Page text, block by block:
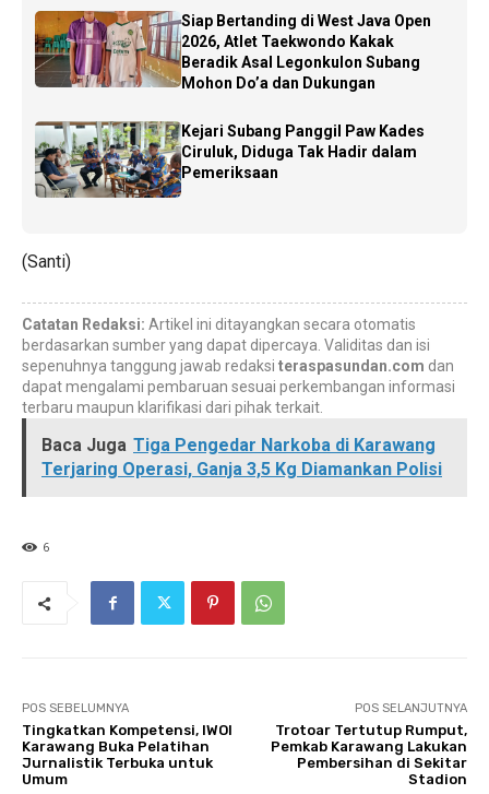
Siap Bertanding di West Java Open
2026, Atlet Taekwondo Kakak
Beradik Asal Legonkulon Subang
Mohon Do’a dan Dukungan
Kejari Subang Panggil Paw Kades
Ciruluk, Diduga Tak Hadir dalam
Pemeriksaan
(Santi)
Catatan Redaksi: Artikel ini ditayangkan secara otomatis
berdasarkan sumber yang dapat dipercaya. Validitas dan isi
sepenuhnya tanggung jawab redaksi teraspasundan.com dan
dapat mengalami pembaruan sesuai perkembangan informasi
terbaru maupun klarifikasi dari pihak terkait.
Baca Juga Tiga Pengedar Narkoba di Karawang
Terjaring Operasi, Ganja 3,5 Kg Diamankan Polisi
6
POS SEBELUMNYA
Tingkatkan Kompetensi, IWOI
Karawang Buka Pelatihan
Jurnalistik Terbuka untuk
Umum
POS SELANJUTNYA
Trotoar Tertutup Rumput,
Pemkab Karawang Lakukan
Pembersihan di Sekitar
Stadion